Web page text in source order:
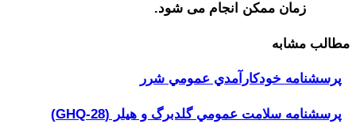
زمان ممکن انجام می شود.
مطالب مشابه
پرسشنامه خودكارآمدي عمومي شرر
پرسشنامه سلامت عمومي گلدبرگ و هیلر (GHQ-28)